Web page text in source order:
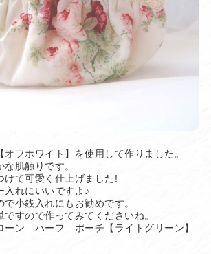
フホワイト】を使用して作りました。
肌触りです。
けて可愛く仕上げました!
入れにいいですよ♪
小銭入れにもお勧めです。
すので作ってみてくださいね。
ーン ハーフ ポーチ【ライトグリーン】